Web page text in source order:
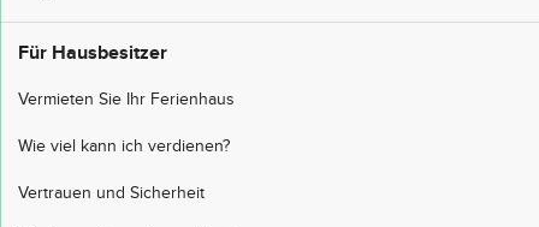
Für Hausbesitzer
Vermieten Sie Ihr Ferienhaus
Wie viel kann ich verdienen?
Vertrauen und Sicherheit